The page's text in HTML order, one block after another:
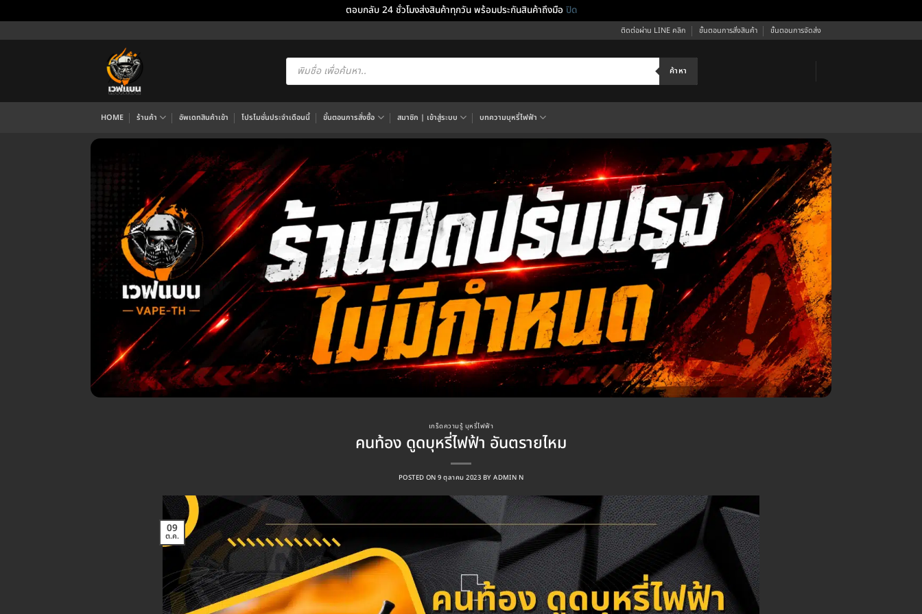
ตอบกลับ 24 ชั่วโมงส่งสินค้าทุกวัน พร้อมประกันสินค้าถึงมือ ปิด
ไป
ติดต่อผ่าน LINE คลิก ขั้นตอนการสั่งสินค้า ขั้นตอนการจัดส่ง
Products
search ค้าหา
HOME ร้านค้า อัพเดทสินค้าเข้า โปรโมชั่นประจำเดือนนี้ ขั้นตอนการสั่งซื้อ สมาชิก | เข้าสู่ระบบ บทความบุหรี่ไฟฟ้า
เกร็ดความรู้ บุหรี่ไฟฟ้า
คนท้อง ดูดบุหรี่ไฟฟ้า อันตรายไหม
POSTED ON9 ตุลาคม 2023 BYADMIN N
09
ต.ค.